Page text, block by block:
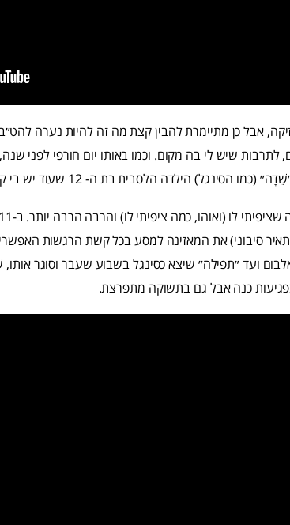
אבל כן מתיימרת להבין קצת מה זה להיות נערה
לתרבות שיש לי בה מקום. וכמו באותו יום חורפי לפני
הילדה הלסבית בת ה- 12 שעוד יש בי קצת ממנה, נשמה לרווחה.
סיבוני) את המאזינה למסע בכל קשת הרגשות
ועד ״תפילה״ שיצא כסינגל בשבוע שעבר וסוגר
כנה אבל גם בתשוקה מתפרצת.